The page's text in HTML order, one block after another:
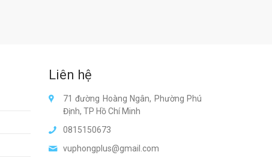
Liên hệ
71 đường Hoàng Ngân, Phường Phú
Định, TP Hồ Chí Minh
0815150673
vuphongplus@gmail.com